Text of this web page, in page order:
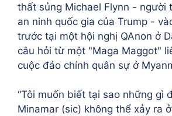
thất sủng Michael Flynn - người
an ninh quốc gia của Trump -
trước tại một hội nghị QAnon ở
câu hỏi từ một "Maga Maggot"
cuộc đảo chính quân sự ở
“Tôi muốn biết tại sao những gì
Minamar (sic) không thể xảy ra